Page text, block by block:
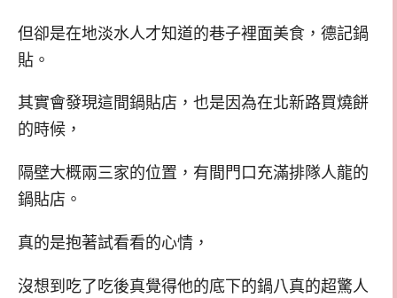
但卻是在地淡水人才知道的巷子裡面美食，德記鍋
貼。
其實會發現這間鍋貼店，也是因為在北新路買燒餅
的時候，
隔壁大概兩三家的位置，有間門口充滿排隊人龍的
鍋貼店。
真的是抱著試看看的心情，
沒想到吃了吃後真覺得他的底下的鍋八真的超驚人